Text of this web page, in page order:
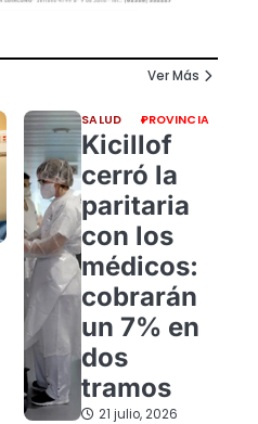
Ver Más
SALUD PROVINCIA
Kicillof
cerró la
paritaria
con los
médicos:
cobrarán
un 7% en
dos
tramos
21 julio, 2026